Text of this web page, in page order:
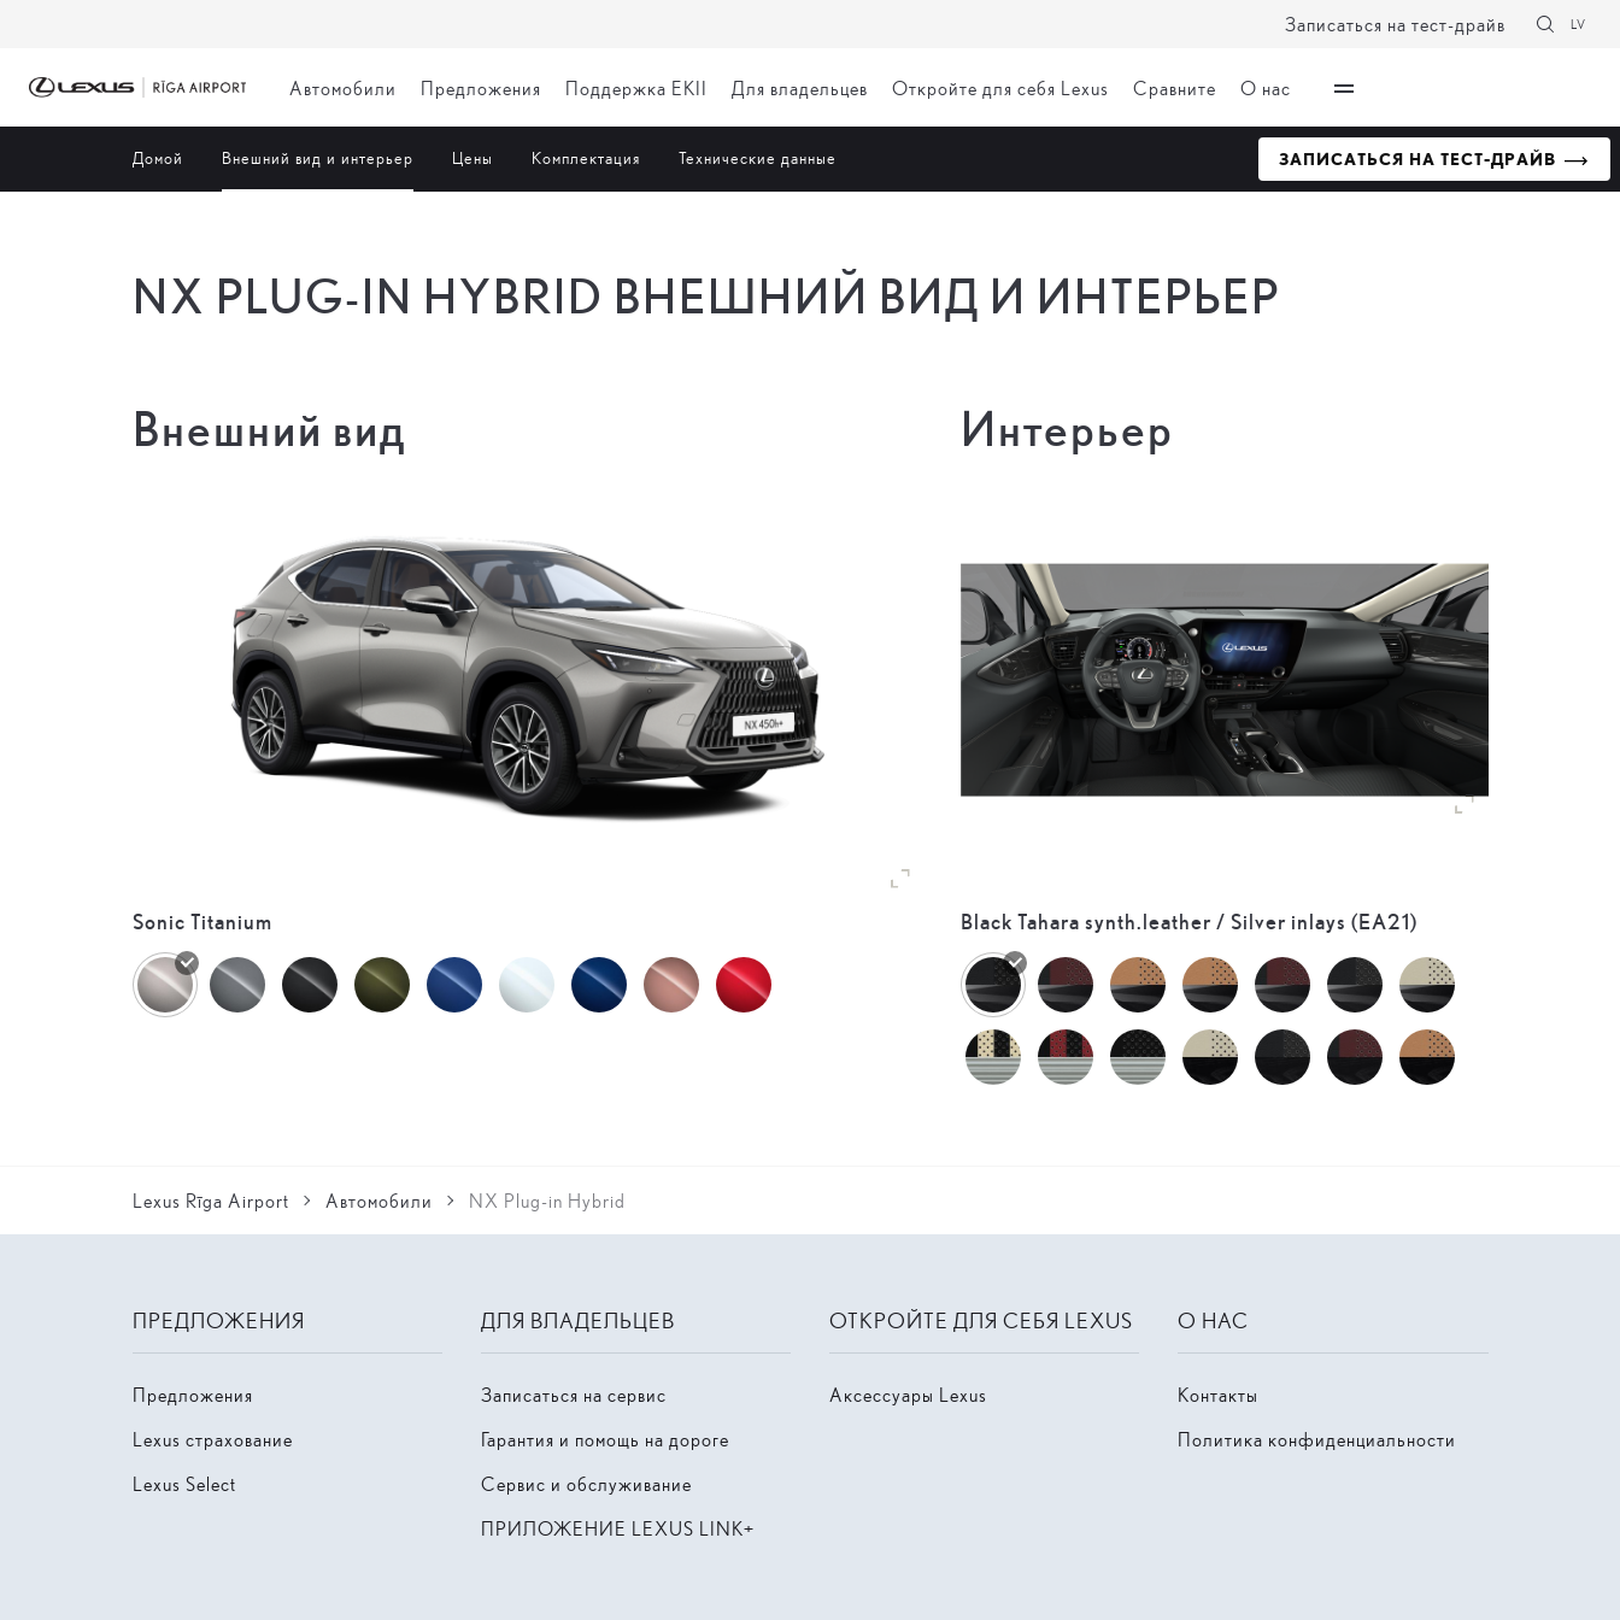
Автомобили Предложения Поддержка EKII Для владельцев Откройте для себя Lexus Сравните О нас
Записаться на тест-драйв LV
Домой Внешний вид и интерьер Цены Комплектация Технические данные ЗАПИСАТЬСЯ НА ТЕСТ-ДРАЙВ
NX PLUG-IN HYBRID ВНЕШНИЙ ВИД И ИНТЕРЬЕР
Внешний вид
Sonic Titanium
Интерьер
Black Tahara synth.leather / Silver inlays (EA21)
Lexus Rīga Airport Автомобили NX Plug-in Hybrid
ПРЕДЛОЖЕНИЯ
Предложения
Lexus страхование
Lexus Select
ДЛЯ ВЛАДЕЛЬЦЕВ
Записаться на сервис
Гарантия и помощь на дороге
Сервис и обслуживание
ПРИЛОЖЕНИЕ LEXUS LINK+
ОТКРОЙТЕ ДЛЯ СЕБЯ LEXUS
Аксессуары Lexus
О НАС
Контакты
Политика конфиденциальности